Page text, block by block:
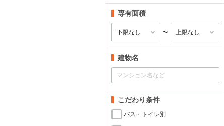
専有面積
〜
建物名
こだわり条件
バス・トイレ別